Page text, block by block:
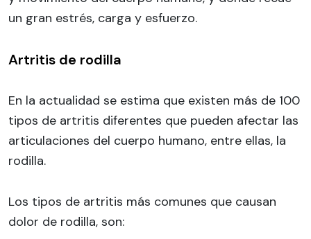
un gran estrés, carga y esfuerzo.
Artritis de rodilla
En la actualidad se estima que existen más de 100
tipos de artritis diferentes que pueden afectar las
articulaciones del cuerpo humano, entre ellas, la
rodilla.
Los tipos de artritis más comunes que causan
dolor de rodilla, son: